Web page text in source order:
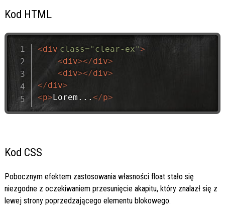
Kod HTML
<div class=" clear-ex">
<div></div>
<div></div>
</div>
<p>Lorem... </p>
Kod CSS
Pobocznym efektem zastosowania własności float stało się
niezgodne z oczekiwaniem przesunięcie akapitu, który znalazł się z
lewej strony poprzedzającego elementu blokowego.